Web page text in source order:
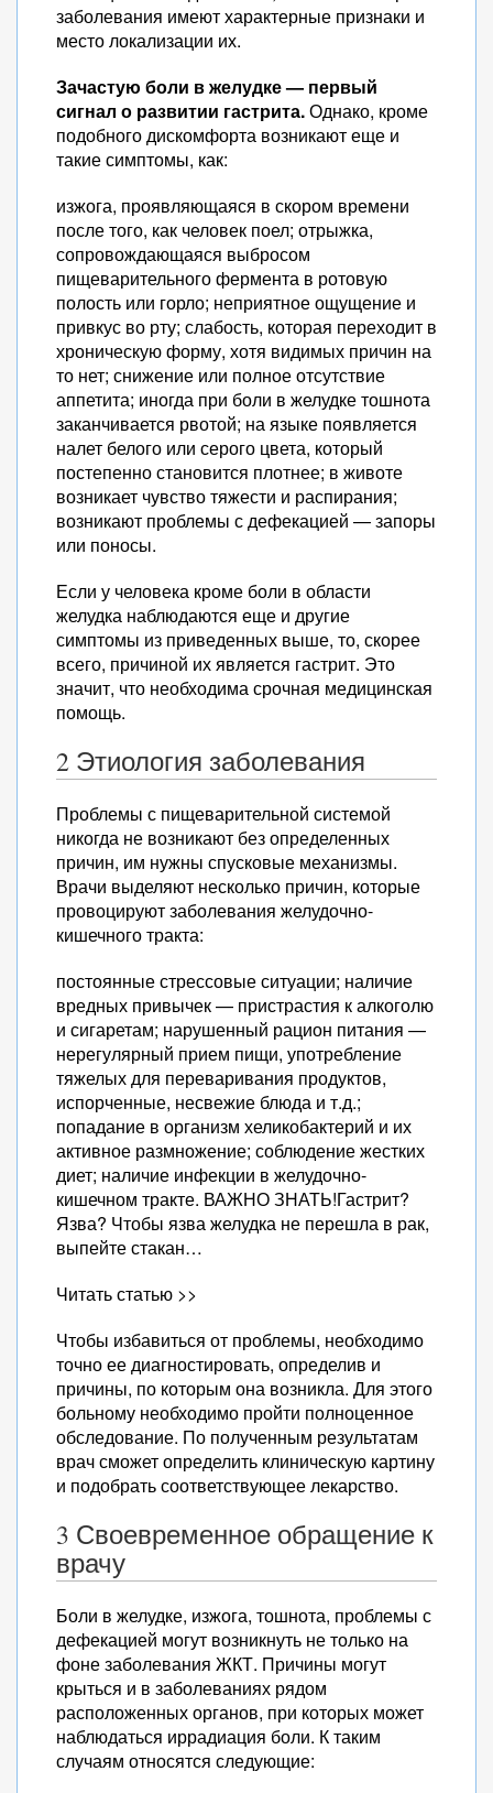
заболевания имеют характерные признаки и
место локализации их.
Зачастую боли в желудке — первый
сигнал о развитии гастрита.Однако, кроме
подобного дискомфорта возникают еще и
такие симптомы, как:
изжога, проявляющаяся в скором времени
после того, как человек поел; отрыжка,
сопровождающаяся выбросом
пищеварительного фермента в ротовую
полость или горло; неприятное ощущение и
привкус во рту; слабость, которая переходит в
хроническую форму, хотя видимых причин на
то нет; снижение или полное отсутствие
аппетита; иногда при боли в желудке тошнота
заканчивается рвотой; на языке появляется
налет белого или серого цвета, который
постепенно становится плотнее; в животе
возникает чувство тяжести и распирания;
возникают проблемы с дефекацией — запоры
или поносы.
Если у человека кроме боли в области
желудка наблюдаются еще и другие
симптомы из приведенных выше, то, скорее
всего, причиной их является гастрит. Это
значит, что необходима срочная медицинская
помощь.
2 Этиология заболевания
Проблемы с пищеварительной системой
никогда не возникают без определенных
причин, им нужны спусковые механизмы.
Врачи выделяют несколько причин, которые
провоцируют заболевания желудочно-
кишечного тракта:
постоянные стрессовые ситуации; наличие
вредных привычек — пристрастия к алкоголю
и сигаретам; нарушенный рацион питания —
нерегулярный прием пищи, употребление
тяжелых для переваривания продуктов,
испорченные, несвежие блюда и т.д.;
попадание в организм хеликобактерий и их
активное размножение; соблюдение жестких
диет; наличие инфекции в желудочно-
кишечном тракте. ВАЖНО ЗНАТЬ!Гастрит?
Язва? Чтобы язва желудка не перешла в рак,
выпейте стакан…
Читать статью >>
Чтобы избавиться от проблемы, необходимо
точно ее диагностировать, определив и
причины, по которым она возникла. Для этого
больному необходимо пройти полноценное
обследование. По полученным результатам
врач сможет определить клиническую картину
и подобрать соответствующее лекарство.
3 Своевременное обращение к
врачу
Боли в желудке, изжога, тошнота, проблемы с
дефекацией могут возникнуть не только на
фоне заболевания ЖКТ. Причины могут
крыться и в заболеваниях рядом
расположенных органов, при которых может
наблюдаться иррадиация боли. К таким
случаям относятся следующие: